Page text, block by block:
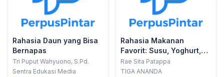
Rahasia Daun yang Bisa
Bernapas
Tri Puput Wahyuono, S.Pd.
Sentra Edukasi Media
Rahasia Makanan
Favorit: Susu, Yoghurt,
dan Es Krim
Rae Sita Patappa
TIGA ANANDA